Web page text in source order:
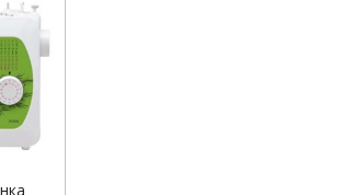
каркас
двигун
дизайн